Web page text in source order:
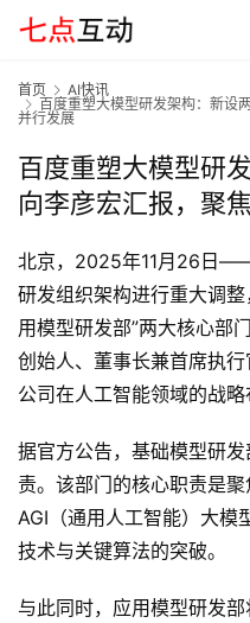
页
G
O
首页
AI快讯
百度重塑大模型研发架构：新设
并行发展
百度重塑大模型研
向李彦宏汇报，聚
北京，2025年11月26日
研发组织架构进行重大调整
用模型研发部”两大核心部
创始人、董事长兼首席执
公司在人工智能领域的战略
据官方公告，基础模型研
责。该部门的核心职责是
AGI（通用人工智能）大模
技术与关键算法的突破。
与此同时，应用模型研发